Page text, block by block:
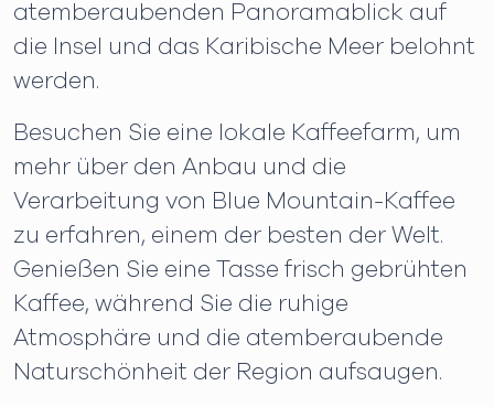
atemberaubenden Panoramablick auf
die Insel und das Karibische Meer belohnt
werden.
Besuchen Sie eine lokale Kaffeefarm, um
mehr über den Anbau und die
Verarbeitung von Blue Mountain-Kaffee
zu erfahren, einem der besten der Welt.
Genießen Sie eine Tasse frisch gebrühten
Kaffee, während Sie die ruhige
Atmosphäre und die atemberaubende
Naturschönheit der Region aufsaugen.